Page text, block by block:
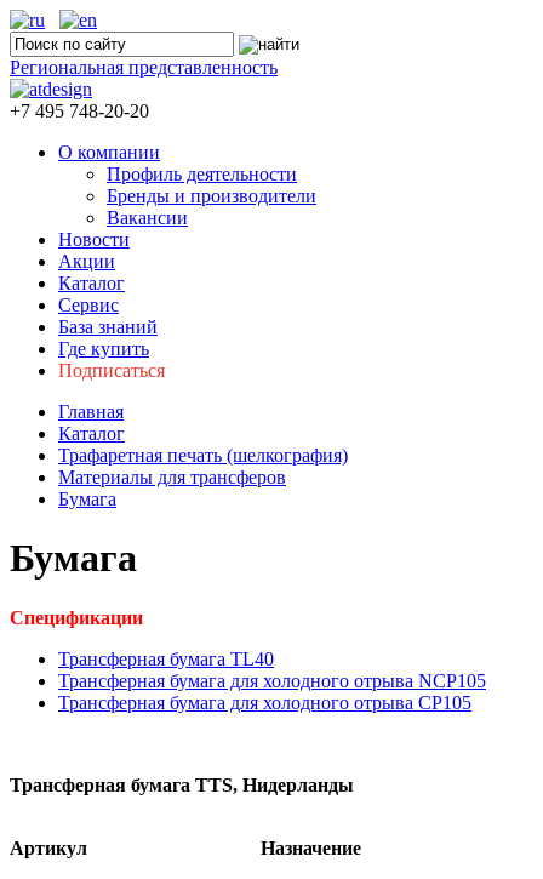
Региональная представленность
+7 495 748-20-20
О компании
Профиль деятельности
Бренды и производители
Вакансии
Новости
Акции
Каталог
Сервис
База знаний
Где купить
Подписаться
Главная
Каталог
Трафаретная печать (шелкография)
Материалы для трансферов
Бумага
Бумага
Спецификации
Трансферная бумага TL40
Трансферная бумага для холодного отрыва NCP105
Трансферная бумага для холодного отрыва CP105
Трансферная бумага TTS, Нидерланды
Артикул Назначение